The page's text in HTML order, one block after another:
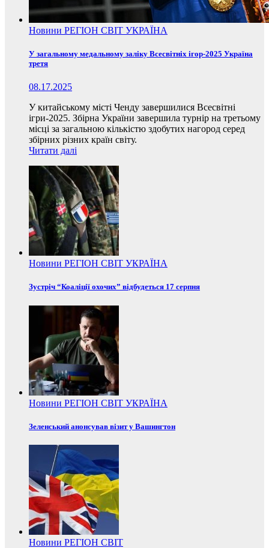
Новини РЕГІОН СВІТ УКРАЇНА
У загальному медальному заліку Всесвітніх ігор-2025 Україна
третя
08.17.2025
У китайському місті Ченду завершилися Всесвітні
ігри-2025. Збірна України завершила турнір на третьому
місці за загальною кількістю здобутих нагород серед
збірних різних країн світу.
Читати далі
Новини РЕГІОН СВІТ УКРАЇНА
Зустріч “Коаліції охочих” відбудеться 17 серпня
Новини РЕГІОН СВІТ УКРАЇНА
Зеленський анонсував візит у Вашингтон
Новини РЕГІОН СВІТ